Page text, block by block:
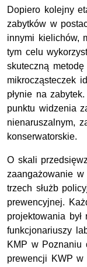
Dopiero kolejny
zabytków w
innymi kielichów,
tym celu
skuteczną
mikrocząsteczek
płynie na
punktu widzenia
nienaruszalnym,
konserwatorskie.
O skali
zaangażowanie w
trzech służb
prewencyjnej.
projektowania był
funkcjonariuszy
KMP w Poznaniu
prewencji KWP